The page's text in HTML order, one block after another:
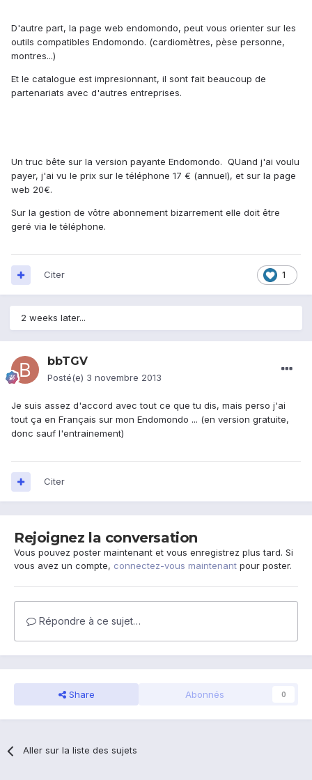
D'autre part, la page web endomondo, peut vous orienter sur les
outils compatibles Endomondo. (cardiomètres, pèse personne,
montres...)
Et le catalogue est impresionnant, il sont fait beaucoup de
partenariats avec d'autres entreprises.
Un truc bête sur la version payante Endomondo. QUand j'ai voulu
payer, j'ai vu le prix sur le téléphone 17 € (annuel), et sur la page
web 20€.
Sur la gestion de vôtre abonnement bizarrement elle doit être
geré via le téléphone.
1
Citer
2 weeks later...
bbTGV
Posté(e) 3 novembre 2013
Je suis assez d'accord avec tout ce que tu dis, mais perso j'ai
tout ça en Français sur mon Endomondo ... (en version gratuite,
donc sauf l'entrainement)
Citer
Rejoignez la conversation
Vous pouvez poster maintenant et vous enregistrez plus tard. Si
vous avez un compte, connectez-vous maintenant pour poster.
Répondre à ce sujet…
Share Abonnés 0
Aller sur la liste des sujets